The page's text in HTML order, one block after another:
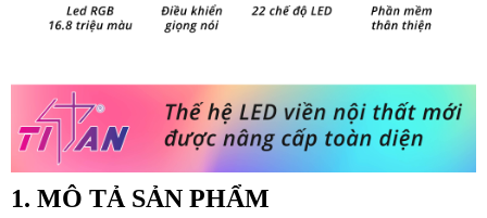
1. MÔ TẢ SẢN PHẨM